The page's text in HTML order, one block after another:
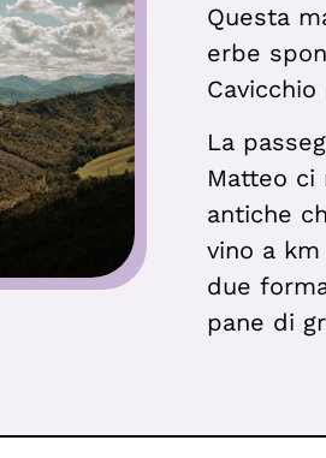
Questa
erbe
La
Matteo
antiche
vino a
due
pane di